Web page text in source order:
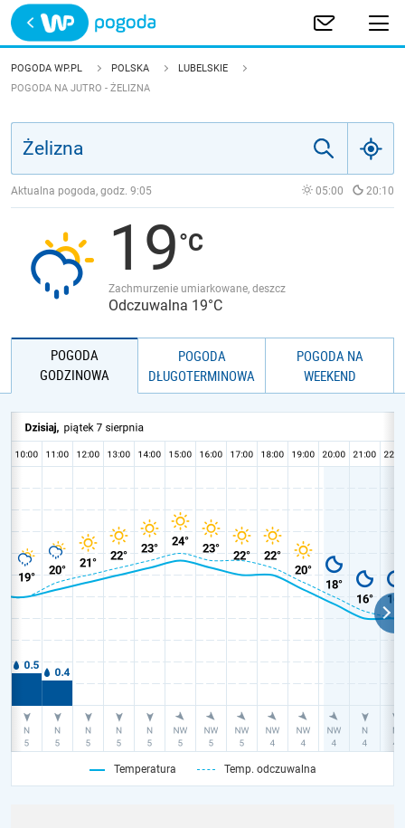
Trwa ładowanie
POLSKA
JAKOŚĆ POWIETRZA
POGODA WP.PL POLSKA
LUBELSKIE
POGODA NA JUTRO - ŻELIZNA
Aktualna pogoda, godz. 9:05 05:00 20:10
19
Zachmurzenie umiarkowane, deszcz
Odczuwalna 19°C
POGODA
GODZINOWA
POGODA
DŁUGOTERMINOWA
POGODA NA
WEEKEND
Temperatura Temp. odczuwalna